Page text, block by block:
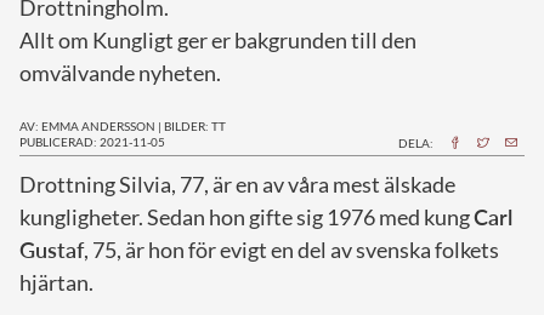
Drottningholm.
Allt om Kungligt ger er bakgrunden till den
omvälvande nyheten.
AV: EMMA ANDERSSON | BILDER: TT
PUBLICERAD: 2021-11-05
DELA:
Drottning Silvia, 77, är en av våra mest älskade
kungligheter. Sedan hon gifte sig 1976 med kungCarl
Gustaf, 75, är hon för evigt en del av svenska folkets
hjärtan.